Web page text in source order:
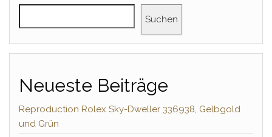
Suchen
Neueste Beiträge
Reproduction Rolex Sky-Dweller 336938, Gelbgold
und Grün